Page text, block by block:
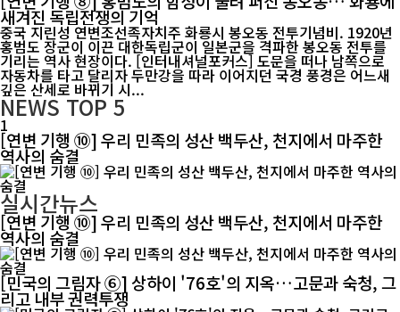
새겨진 독립전쟁의 기억
중국 지린성 연변조선족자치주 화룡시 봉오동 전투기념비. 1920년
홍범도 장군이 이끈 대한독립군이 일본군을 격파한 봉오동 전투를
기리는 역사 현장이다. [인터내셔널포커스] 도문을 떠나 남쪽으로
자동차를 타고 달리자 두만강을 따라 이어지던 국경 풍경은 어느새
깊은 산세로 바뀌기 시...
NEWS TOP 5
1
[연변 기행 ⑩] 우리 민족의 성산 백두산, 천지에서 마주한
역사의 숨결
실시간뉴스
[연변 기행 ⑩] 우리 민족의 성산 백두산, 천지에서 마주한
역사의 숨결
[민국의 그림자 ⑥] 상하이 '76호'의 지옥…고문과 숙청, 그
리고 내부 권력투쟁